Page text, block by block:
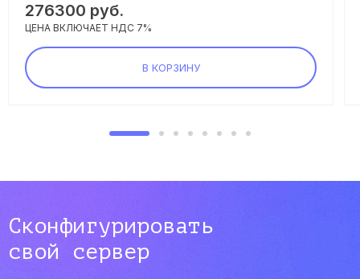
276300 руб.
ЦЕНА ВКЛЮЧАЕТ НДС 7%
В КОРЗИНУ
Сконфигурировать
свой сервер